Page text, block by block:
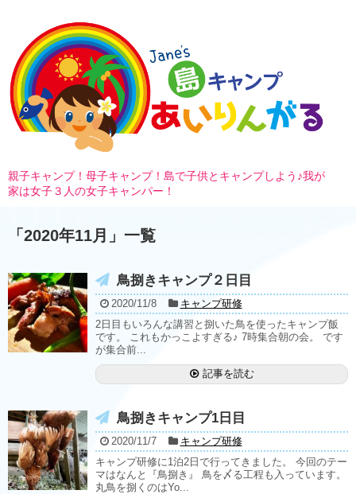
親子キャンプ！母子キャンプ！島で子供とキャンプしよう♪我が
家は女子３人の女子キャンパー！
「 2020年11月 」 一覧
鳥捌きキャンプ２日目
2020/11/8
キャンプ研修
2日目もいろんな講習と捌いた鳥を使ったキャンプ飯
です。 これもかっこよすぎる♪ 7時集合朝の会。 です
が集合前...
記事を読む
鳥捌きキャンプ1日目
2020/11/7
キャンプ研修
キャンプ研修に1泊2日で行ってきました。 今回のテー
マはなんと『鳥捌き』 鳥を〆る工程も入っています。
丸鳥を捌くのはYo...